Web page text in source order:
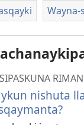
nishuta